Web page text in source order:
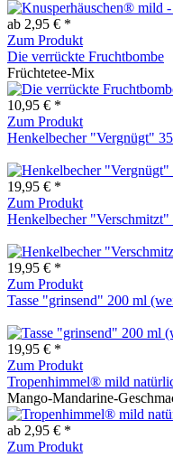
ab 2,95 € *
Zum Produkt
Die verrückte Fruchtbombe
Früchtetee-Mix
10,95 € *
Zum Produkt
Henkelbecher "Vergnügt"
19,95 € *
Zum Produkt
Henkelbecher
19,95 € *
Zum Produkt
Tasse "grinsend" 200 ml
19,95 € *
Zum Produkt
Tropenhimmel® mild
Mango-Mandarine-
ab 2,95 € *
Zum Produkt